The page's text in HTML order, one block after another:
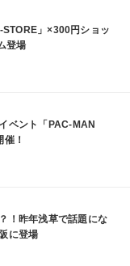
」×300円ショッ
登場
ベント「PAC‐MAN
！
！昨年浅草で話題にな
に登場